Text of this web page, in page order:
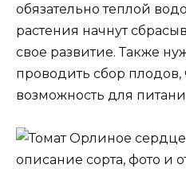
обязательно теплой
растения начнут
свое развитие. Также
проводить сбор плодов,
возможность для